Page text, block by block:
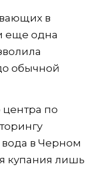
в
еще одна
обычной
по
в Черном
купания лишь